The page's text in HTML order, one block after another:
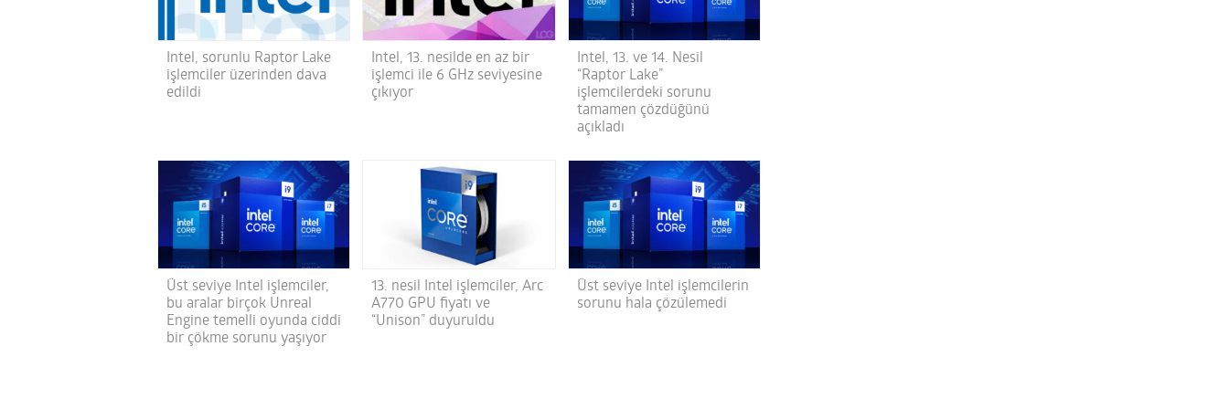
Intel, sorunlu Raptor Lake
işlemciler üzerinden dava
edildi
Intel, 13. nesilde en az bir
işlemci ile 6 GHz seviyesine
çıkıyor
Intel, 13. ve 14. Nesil
“Raptor Lake”
işlemcilerdeki sorunu
tamamen çözdüğünü
açıkladı
Üst seviye Intel işlemciler,
bu aralar birçok Unreal
Engine temelli oyunda ciddi
bir çökme sorunu yaşıyor
13. nesil Intel işlemciler, Arc
A770 GPU fiyatı ve
“Unison” duyuruldu
Üst seviye Intel işlemcilerin
sorunu hala çözülemedi